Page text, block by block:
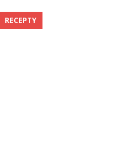
RECEPTY